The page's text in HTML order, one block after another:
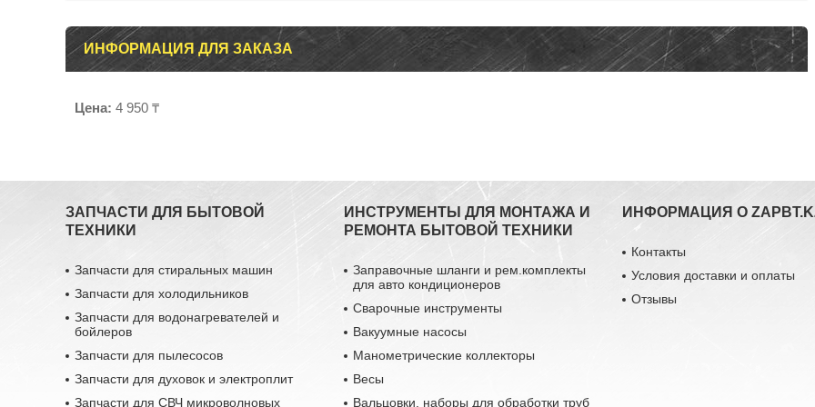
ИНФОРМАЦИЯ ДЛЯ ЗАКАЗА
Цена: 4 950 ₸
ЗАПЧАСТИ ДЛЯ БЫТОВОЙ
ТЕХНИКИ
Запчасти для стиральных машин
Запчасти для холодильников
Запчасти для водонагревателей и
бойлеров
Запчасти для пылесосов
Запчасти для духовок и электроплит
Запчасти для СВЧ микроволновых
ИНСТРУМЕНТЫ ДЛЯ МОНТАЖА И
РЕМОНТА БЫТОВОЙ ТЕХНИКИ
Заправочные шланги и рем.комплекты
для авто кондиционеров
Сварочные инструменты
Вакуумные насосы
Манометрические коллекторы
Весы
Вальцовки, наборы для обработки труб
ИНФОРМАЦИЯ О
Контакты
Условия доставки и оплаты
Отзывы